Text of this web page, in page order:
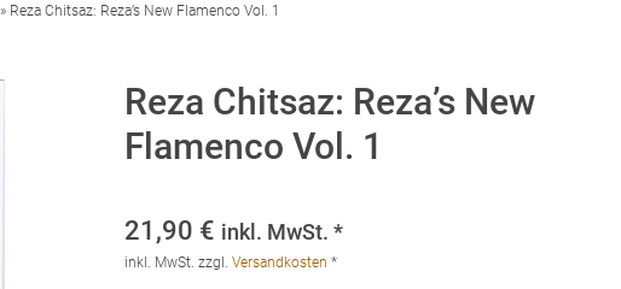
» Reza Chitsaz: Reza’s New Flamenco Vol. 1
Reza Chitsaz: Reza’s New
Flamenco Vol. 1
21,90 € inkl. MwSt. *
inkl. MwSt. zzgl.Versandkosten *